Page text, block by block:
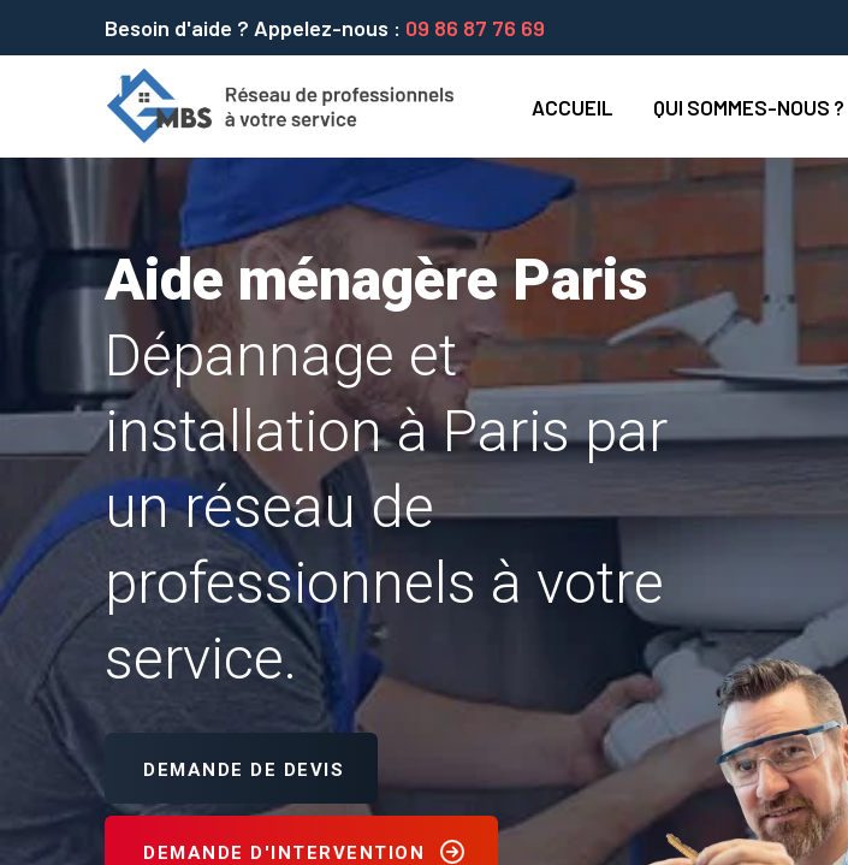
Besoin d'aide ? Appelez-nous : 09 86 87 76 69
ACCUEIL QUI SOMMES-NOUS ?
Aide ménagère Paris
Dépannage et
installation à Paris par
un réseau de
professionnels à votre
service.
DEMANDE DE DEVIS
DEMANDE D'INTERVENTION